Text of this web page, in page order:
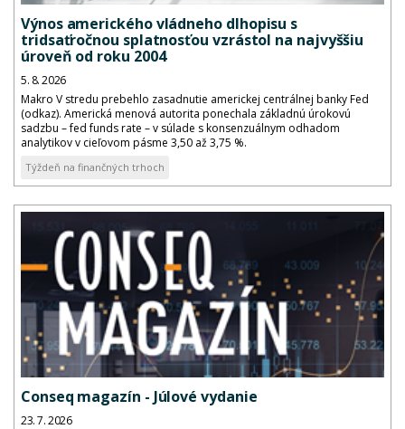
Výnos amerického vládneho dlhopisu s
tridsaťročnou splatnosťou vzrástol na najvyššiu
úroveň od roku 2004
5. 8. 2026
Makro V stredu prebehlo zasadnutie americkej centrálnej banky Fed
(odkaz). Americká menová autorita ponechala základnú úrokovú
sadzbu – fed funds rate – v súlade s konsenzuálnym odhadom
analytikov v cieľovom pásme 3,50 až 3,75 %.
Týždeň na finančných trhoch
Conseq magazín - Júlové vydanie
23. 7. 2026